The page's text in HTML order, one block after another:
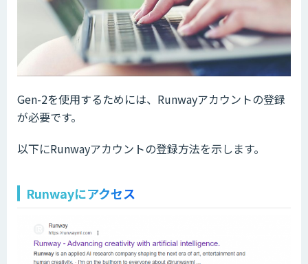
Gen-2を使用するためには、Runwayアカウントの登録
が必要です。
以下にRunwayアカウントの登録方法を示します。
Runwayにアクセス